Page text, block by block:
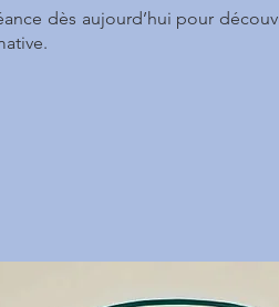
dès aujourd’hui pour